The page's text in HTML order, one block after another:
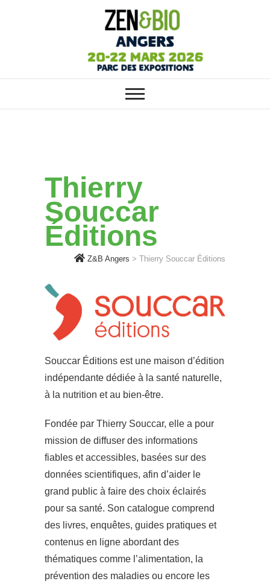
Z&B Angers
ZEN&BIO ANGERS : VOTRE
SALON ÉCOLO, BIO, BIEN-ÊTRE
ET HABITAT SAIN
Thierry
Souccar
Éditions
Z&B Angers > Thierry Souccar Éditions
Souccar Éditions est une maison d’édition
indépendante dédiée à la santé naturelle,
à la nutrition et au bien-être.
Fondée par Thierry Souccar, elle a pour
mission de diffuser des informations
fiables et accessibles, basées sur des
données scientifiques, afin d’aider le
grand public à faire des choix éclairés
pour sa santé. Son catalogue comprend
des livres, enquêtes, guides pratiques et
contenus en ligne abordant des
thématiques comme l’alimentation, la
prévention des maladies ou encore les